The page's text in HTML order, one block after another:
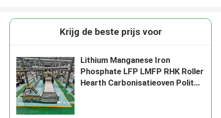
Krijg de beste prijs voor
Lithium Manganese Iron
Phosphate LFP LMFP RHK Roller
Hearth Carbonisatieoven Polit